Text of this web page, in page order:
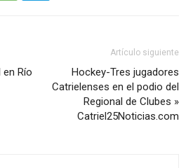
Río
Artículo siguiente
Hockey-Tres jugadores
Catrielenses en el podio del
Regional de Clubes »
Catriel25Noticias.com